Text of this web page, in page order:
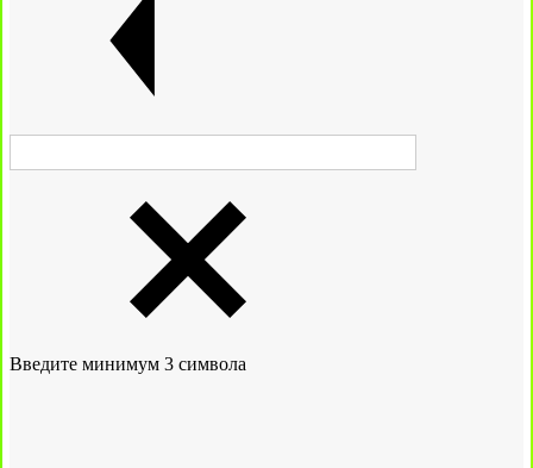
Введите минимум 3 символа